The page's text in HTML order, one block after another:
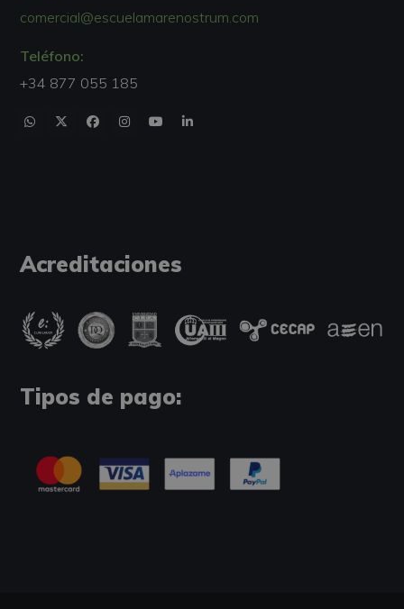
comercial@escuelamarenostrum.com
Teléfono:
+34 877 055 185
Acreditaciones
Tipos de pago: